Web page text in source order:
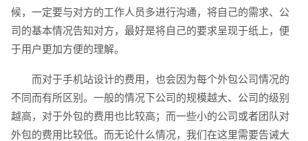
候，一定要与对方的工作人员多进行沟通，将自己的需求、公
司的基本情况告知对方，最好是将自己的要求呈现于纸上，便
于用户更加方便的理解。
而对于手机站设计的费用，也会因为每个外包公司情况的
不同而有所区别。一般的情况下公司的规模越大、公司的级别
越高，对于外包的费用也比较高；而一些小的公司或者团队对
外包的费用比较低。而无论什么情况，我们在这里需要告诫大
创意品牌型网站 · 标准企业官网建设 · 外贸网